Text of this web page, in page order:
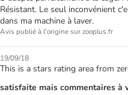
Résistant. Le seul inconvénient
dans ma machine à laver.
Avis publié à l'origine sur zooplus.fr
19/09/18
This is a stars rating area from
satisfaite mais commentaires à